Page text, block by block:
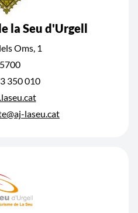
la Seu d'Urgell
Oms, 1
350 010
laseu.cat